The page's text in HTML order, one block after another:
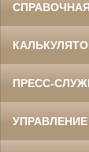
ПРЕСС-